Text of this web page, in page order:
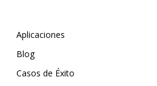
Aplicaciones
Blog
Casos de Éxito